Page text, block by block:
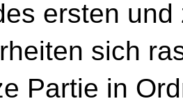
ersten
sich
Partie in